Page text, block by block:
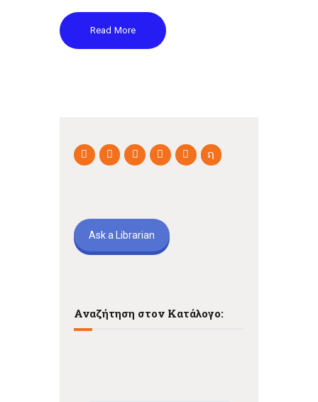
Read More
Ask a Librarian
Αναζήτηση στον Κατάλογο: